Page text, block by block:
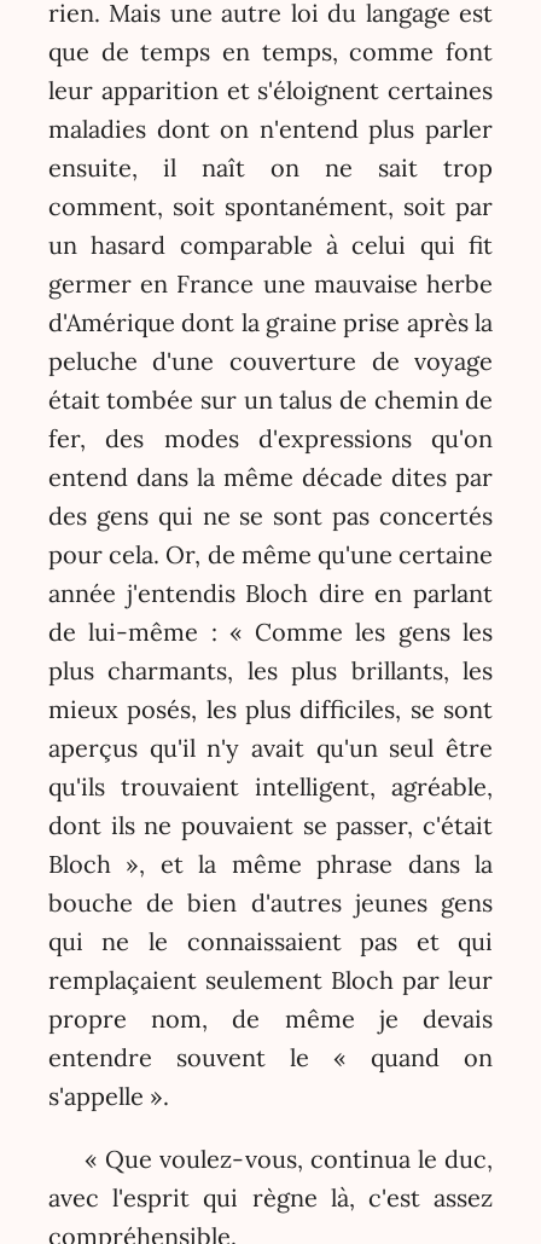
rien. Mais une autre loi du langage est
que de temps en temps, comme font
leur apparition et s'éloignent certaines
maladies dont on n'entend plus parler
ensuite, il naît on ne sait trop
comment, soit spontanément, soit par
un hasard comparable à celui qui fit
germer en France une mauvaise herbe
d'Amérique dont la graine prise après la
peluche d'une couverture de voyage
était tombée sur un talus de chemin de
fer, des modes d'expressions qu'on
entend dans la même décade dites par
des gens qui ne se sont pas concertés
pour cela. Or, de même qu'une certaine
année j'entendis Bloch dire en parlant
de lui-même : « Comme les gens les
plus charmants, les plus brillants, les
mieux posés, les plus difficiles, se sont
aperçus qu'il n'y avait qu'un seul être
qu'ils trouvaient intelligent, agréable,
dont ils ne pouvaient se passer, c'était
Bloch », et la même phrase dans la
bouche de bien d'autres jeunes gens
qui ne le connaissaient pas et qui
remplaçaient seulement Bloch par leur
propre nom, de même je devais
entendre souvent le « quand on
s'appelle ».
« Que voulez-vous, continua le duc,
avec l'esprit qui règne là, c'est assez
compréhensible.